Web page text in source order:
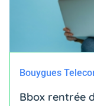
Bouygues
Bbox rentrée